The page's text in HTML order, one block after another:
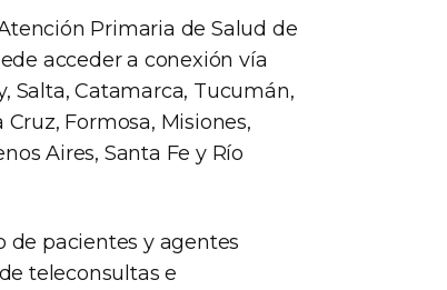
Primaria de Salud de
acceder a conexión vía
Salta, Catamarca, Tucumán,
Formosa, Misiones,
Aires, Santa Fe y Río
de pacientes y agentes
teleconsultas e